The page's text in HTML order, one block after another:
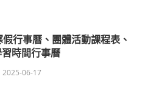
行事曆、團體活動課程表、
時間行事曆
2025-06-17